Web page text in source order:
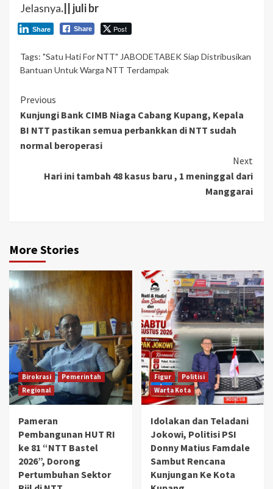
Jelasnya.|| juli br
Share Post
Share
Tags: "Satu Hati For NTT" JABODETABEK Siap Distribusikan
Bantuan Untuk Warga NTT Terdampak
Continue
Reading
Previous
Kunjungi Bank CIMB Niaga Cabang Kupang, Kepala
BI NTT pastikan semua perbankkan di NTT sudah
normal beroperasi
Next
Hari ini tambah 48 kasus baru , 1 meninggal dari
Manggarai
More Stories
Birokrasi
Pemerintah
Regional
Pameran
Pembangunan HUT RI
ke 81 “NTT Bastel
2026”, Dorong
Pertumbuhan Sektor
Figur
Politisi
Warta Kota
Idolakan dan Teladani
Jokowi, Politisi PSI
Donny Matius Famdale
Sambut Rencana
Kunjungan Ke Kota